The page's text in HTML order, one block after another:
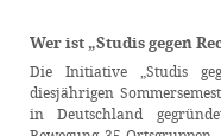
Wer ist „Studis gegen
Die Initiative „Studis
diesjährigen
in Deutschland